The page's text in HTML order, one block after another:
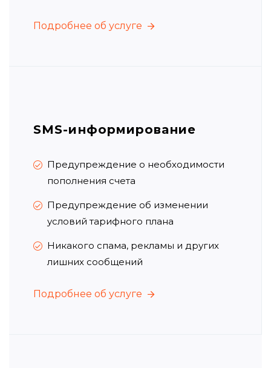
Подробнее об услуге
SMS-информирование
Предупреждение о необходимости
пополнения счета
Предупреждение об изменении
условий тарифного плана
Никакого спама, рекламы и других
лишних сообщений
Подробнее об услуге